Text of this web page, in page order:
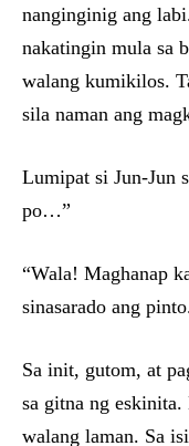
nanginginig ang
nakatingin mula sa
walang kumikilos.
sila naman ang
Lumipat si Jun-Jun
po…”
“Wala! Maghanap
sinasarado ang
Sa init, gutom, at
sa gitna ng
walang laman. Sa